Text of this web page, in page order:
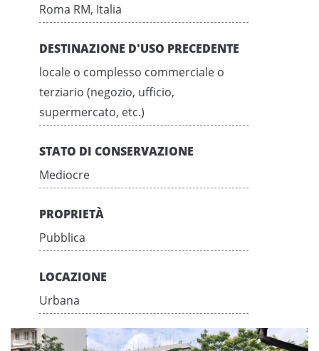
Roma RM, Italia
DESTINAZIONE D'USO PRECEDENTE
locale o complesso commerciale o
terziario (negozio, ufficio,
supermercato, etc.)
STATO DI CONSERVAZIONE
Mediocre
PROPRIETÀ
Pubblica
LOCAZIONE
Urbana